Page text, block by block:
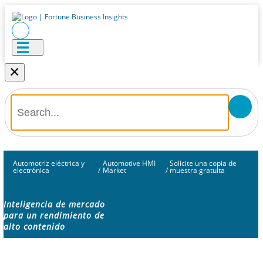
×
Automotriz eléctrica y
electrónica /
Automotive HMI
Market /
Solicite una copia de
muestra gratuita
Inteligencia de mercado
para un rendimiento de
alto contenido